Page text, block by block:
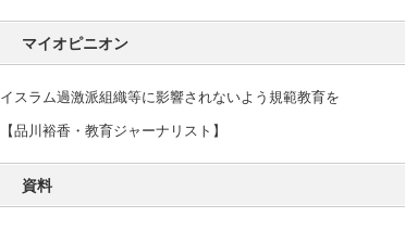
マイオピニオン
イスラム過激派組織等に影響されないよう規範教育を
【品川裕香・教育ジャーナリスト】
資料